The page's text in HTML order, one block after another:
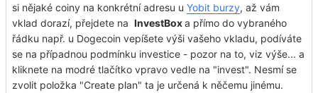
si nějaké coiny na konkrétní adresu u Yobit burzy, až vám
vklad dorazí, přejdete na InvestBoxa přímo do vybraného
řádku např. u Dogecoin vepíšete výši vašeho vkladu, podíváte
se na případnou podmínku investice - pozor na to, viz výše... a
kliknete na modré tlačítko vpravo vedle na "invest". Nesmí se
zvolit položka "Create plan" ta je určená k něčemu jinému.